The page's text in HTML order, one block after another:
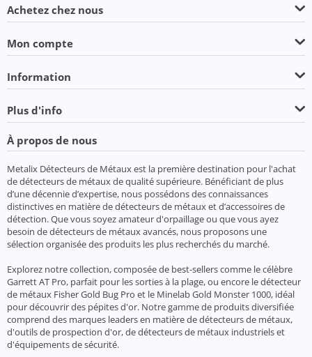
Achetez chez nous
Mon compte
Information
Plus d'info
À propos de nous
Metalix Détecteurs de Métaux est la première destination pour l'achat
de détecteurs de métaux de qualité supérieure. Bénéficiant de plus
d’une décennie d’expertise, nous possédons des connaissances
distinctives en matière de détecteurs de métaux et d’accessoires de
détection. Que vous soyez amateur d'orpaillage ou que vous ayez
besoin de détecteurs de métaux avancés, nous proposons une
sélection organisée des produits les plus recherchés du marché.
Explorez notre collection, composée de best-sellers comme le célèbre
Garrett AT Pro, parfait pour les sorties à la plage, ou encore le détecteur
de métaux Fisher Gold Bug Pro et le Minelab Gold Monster 1000, idéal
pour découvrir des pépites d'or. Notre gamme de produits diversifiée
comprend des marques leaders en matière de détecteurs de métaux,
d'outils de prospection d'or, de détecteurs de métaux industriels et
d'équipements de sécurité.